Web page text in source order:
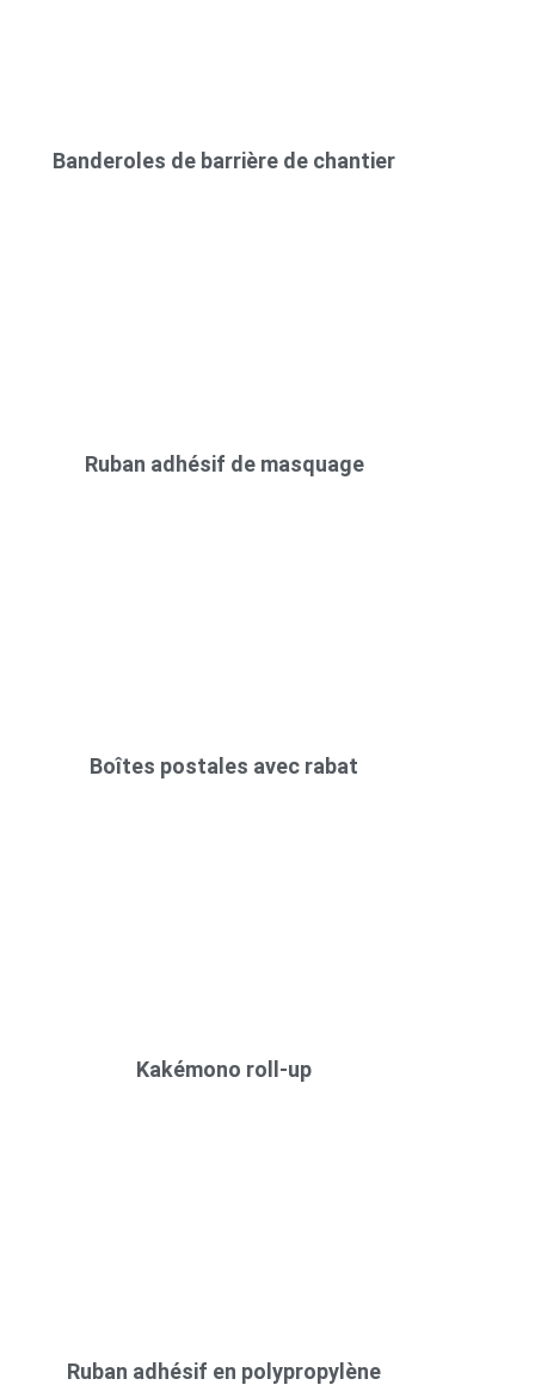
Banderoles de barrière de chantier
Ruban adhésif de masquage
Boîtes postales avec rabat
Kakémono roll-up
Ruban adhésif en polypropylène